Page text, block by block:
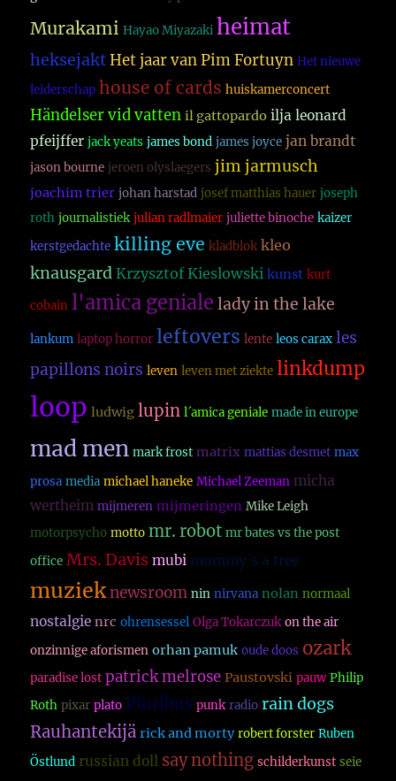
Murakami Hayao Miyazaki heimat
heksejakt Het jaar van Pim Fortuyn Het nieuwe
leiderschap house of cards huiskamerconcert
Händelser vid vatten il gattopardo ilja leonard
pfeijffer jack yeats james bond james joyce jan brandt
jason bourne jeroen olyslaegers jim jarmusch
joachim trier johan harstad josef matthias hauer joseph
roth journalistiek julian radlmaier juliette binoche kaizer
kerstgedachte killing eve kladblok kleo
knausgard Krzysztof Kieslowski kunst kurt
cobain l'amica geniale lady in the lake
lankum laptop horror leftovers lente leos carax les
papillons noirs leven leven met ziekte linkdump
loop ludwig lupin l´amica geniale made in europe
mad men mark frost matrix mattias desmet max
prosa media michael haneke Michael Zeeman micha
wertheim mijmeren mijmeringen Mike Leigh
motorpsycho motto mr. robot mr bates vs the post
office Mrs. Davis mubi mummy´s a tree
muzieknewsroom nin nirvana nolan normaal
nostalgie nrc ohrensessel Olga Tokarczuk on the air
onzinnige aforismen orhan pamuk oude doos ozark
paradise lost patrick melrose Paustovski pauw Philip
Roth pixar plato Pluribus punk radio rain dogs
Rauhantekijä rick and morty robert forster Ruben
Östlund russian doll say nothing schilderkunst seie